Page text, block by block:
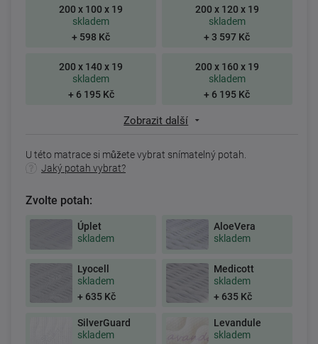
200 x 100 x 19
skladem
+ 598 Kč
200 x 120 x 19
skladem
+ 3 597 Kč
200 x 140 x 19
skladem
+ 6 195 Kč
200 x 160 x 19
skladem
+ 6 195 Kč
Zobrazit další
U této matrace si můžete vybrat snímatelný potah.
Jaký potah vybrat?
Zvolte potah:
Úplet
skladem
AloeVera
skladem
Lyocell
skladem
+ 635 Kč
Medicott
skladem
+ 635 Kč
SilverGuard
skladem
Levandule
skladem